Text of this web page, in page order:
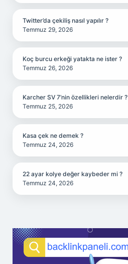
Twitter’da çekiliş nasıl yapılır ?
Temmuz 29, 2026
Koç burcu erkeği yatakta ne ister ?
Temmuz 26, 2026
Karcher SV 7’nin özellikleri nelerdir ?
Temmuz 25, 2026
Kasa çek ne demek ?
Temmuz 24, 2026
22 ayar kolye değer kaybeder mi ?
Temmuz 24, 2026